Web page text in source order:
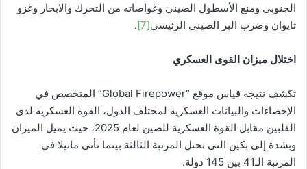
الجنوبي ومنع الأسطول الصيني وغواصاته من التحرك والابحار وغزو
تايوان وضرب البر الصيني الرئيسي[7]
.
اختلال ميزان القوى العسكري
تكشف نتيجة قياس موقع “Global Firepower” المتخصص في
الإحصاءات والبيانات العسكرية لمختلف الدول، القوة العسكرية لدى
الفلبين مقابل القوة العسكرية للصين لعام 2025، حيث يميل الميزان
وبشدة إلى بكين التي تحتل المرتبة الثالثة بينما تأتي مانيلا في
المرتبة الـ41 بين 145 دولة.